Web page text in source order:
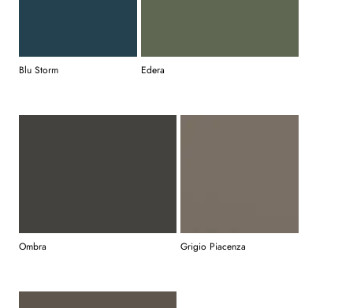
Blu Storm Edera
Ombra Grigio Piacenza